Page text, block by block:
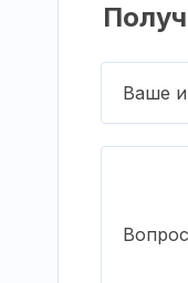
Ваше
Вопрос